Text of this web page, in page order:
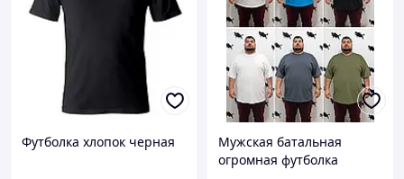
Футболка хлопок черная
Мужская батальная
огромная футболка